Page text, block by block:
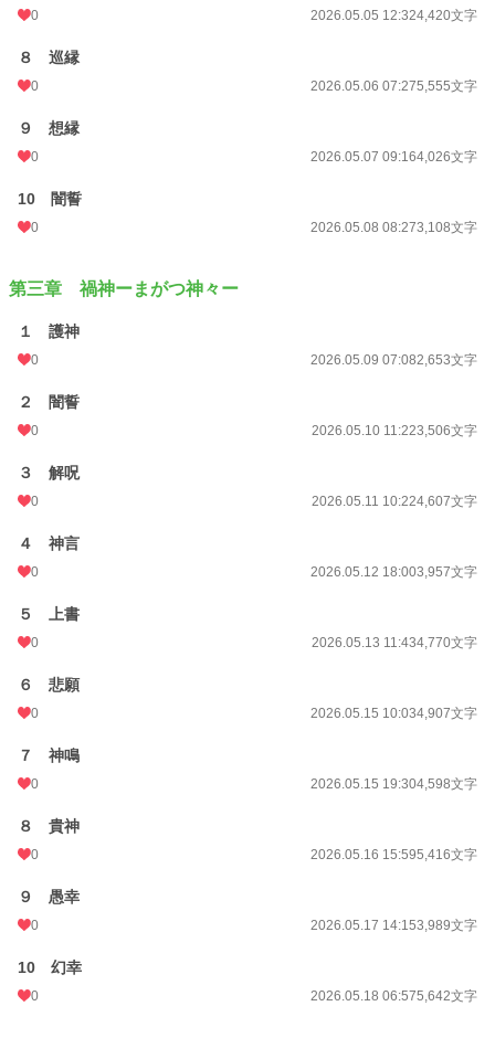
0 2026.05.05 12:324,420文字
８ 巡縁
0 2026.05.06 07:275,555文字
９ 想縁
0 2026.05.07 09:164,026文字
10 闇誓
0 2026.05.08 08:273,108文字
第三章 禍神ーまがつ神々ー
１ 護神
0 2026.05.09 07:082,653文字
２ 闇誓
0 2026.05.10 11:223,506文字
３ 解呪
0 2026.05.11 10:224,607文字
４ 神言
0 2026.05.12 18:003,957文字
５ 上書
0 2026.05.13 11:434,770文字
６ 悲願
0 2026.05.15 10:034,907文字
７ 神鳴
0 2026.05.15 19:304,598文字
８ 貴神
0 2026.05.16 15:595,416文字
９ 愚幸
0 2026.05.17 14:153,989文字
10 幻幸
0 2026.05.18 06:575,642文字